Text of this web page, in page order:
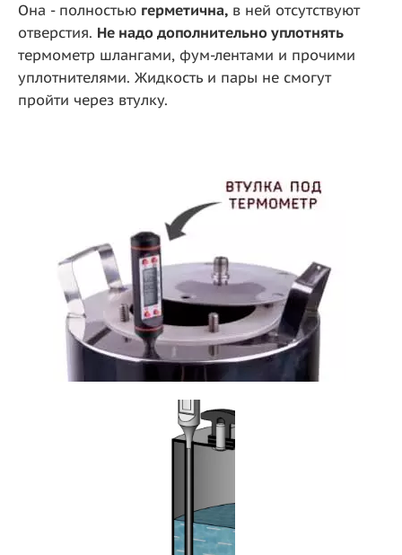
Она - полностью герметична, в ней отсутствуют
отверстия. Не надо дополнительно уплотнять
термометр шлангами, фум-лентами и прочими
уплотнителями. Жидкость и пары не смогут
пройти через втулку.